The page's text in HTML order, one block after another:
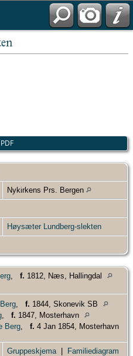
PDF
Nykirkens Prs. Bergen
Høysæter Lundberg-slekten
f. 1812, Næs, Hallingdal
f. 1844, Skonevik SB
f. 1847, Mosterhavn
Berg f. 4 Jan 1854, Mosterhavn
Gruppeskjema Familiediagram